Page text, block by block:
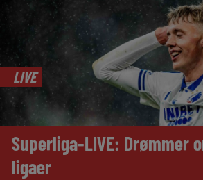
LIVE
Superliga-LIVE: Drømmer
ligaer